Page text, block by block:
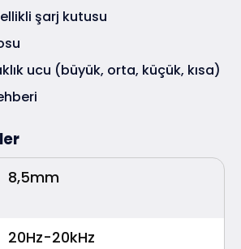
şarj kutusu
ucu (büyük, orta, küçük, kısa)
8,5mm
20Hz-20kHz